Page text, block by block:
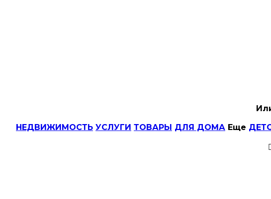
НЕДВИЖИМОСТЬ УСЛУГИ ТОВАРЫ ДЛЯ ДОМА Еще